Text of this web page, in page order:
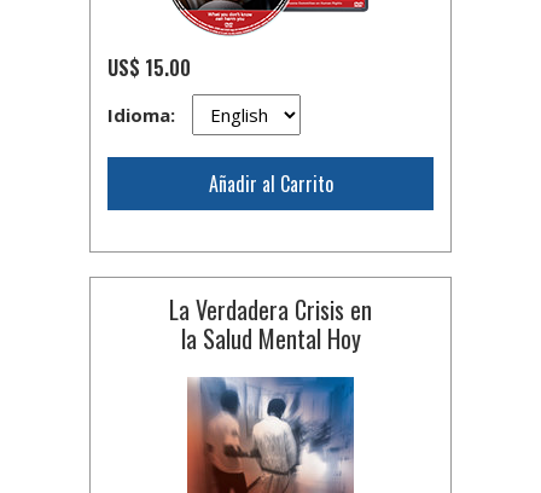
US$ 15.00
Idioma:
Añadir al Carrito
La Verdadera Crisis en
la Salud Mental Hoy